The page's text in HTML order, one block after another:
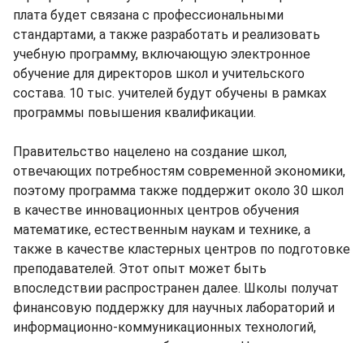
плата будет связана с профессиональными
стандартами, а также разработать и реализовать
учебную программу, включающую электронное
обучение для директоров школ и учительского
состава. 10 тыс. учителей будут обучены в рамках
программы повышения квалификации.
Правительство нацелено на создание школ,
отвечающих потребностям современной экономики,
поэтому программа также поддержит около 30 школ
в качестве инновационных центров обучения
математике, естественным наукам и технике, а
также в качестве кластерных центров по подготовке
преподавателей. Этот опыт может быть
впоследствии распространен далее. Школы получат
финансовую поддержку для научных лабораторий и
информационно-коммуникационных технологий,